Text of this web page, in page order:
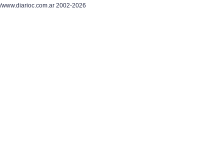
/www.diarioc.com.ar 2002-2026